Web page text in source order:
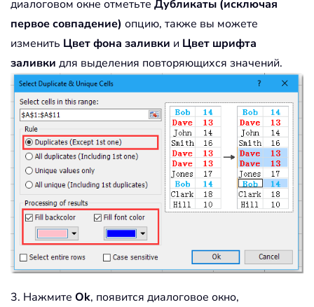
диалоговом окне отметьте Дубликаты (исключая
первое совпадение) опцию, также вы можете
изменить Цвет фона заливки и Цвет шрифта
заливки для выделения повторяющихся значений.
3. Нажмите Ok, появится диалоговое окно,